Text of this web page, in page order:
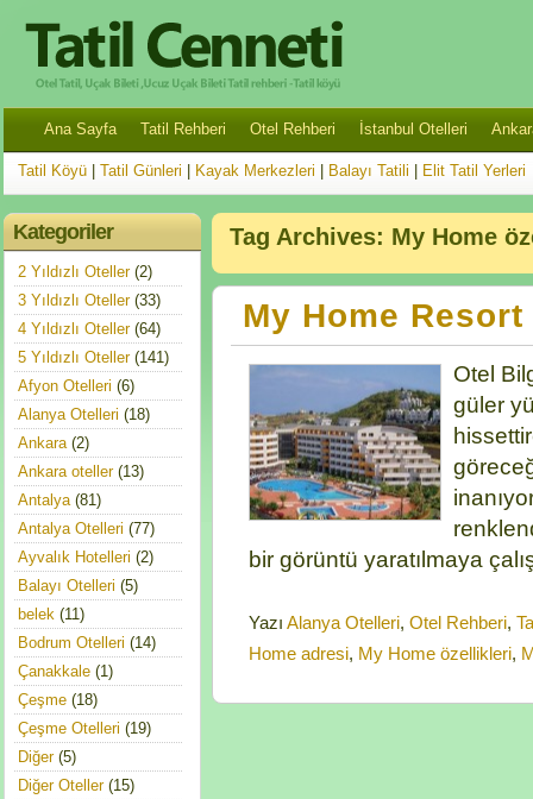
Ana Sayfa Tatil Rehberi Otel Rehberi İstanbul Otelleri
Tatil Köyü Tatil Günleri Kayak Merkezleri Balayı Tatili Elit Tatil Yerleri
Tag Archives: My Home
My Home
Otel
güler
bir görüntü yaratılmaya
Yazı Alanya Otelleri,Otel Rehberi,
Home adresi, My Home özellikleri,
Kategoriler
2 Yıldızlı Oteller(2)
3 Yıldızlı Oteller(33)
4 Yıldızlı Oteller(64)
5 Yıldızlı Oteller(141)
Afyon Otelleri (6)
Alanya Otelleri (18)
Ankara(2)
Ankara oteller(13)
Antalya(81)
Antalya Otelleri (77)
Ayvalık Hotelleri (2)
Balayı Otelleri (5)
belek (11)
Bodrum Otelleri (14)
Çanakkale (1)
Çeşme (18)
Çeşme Otelleri (19)
Diğer(5)
Diğer Oteller(15)